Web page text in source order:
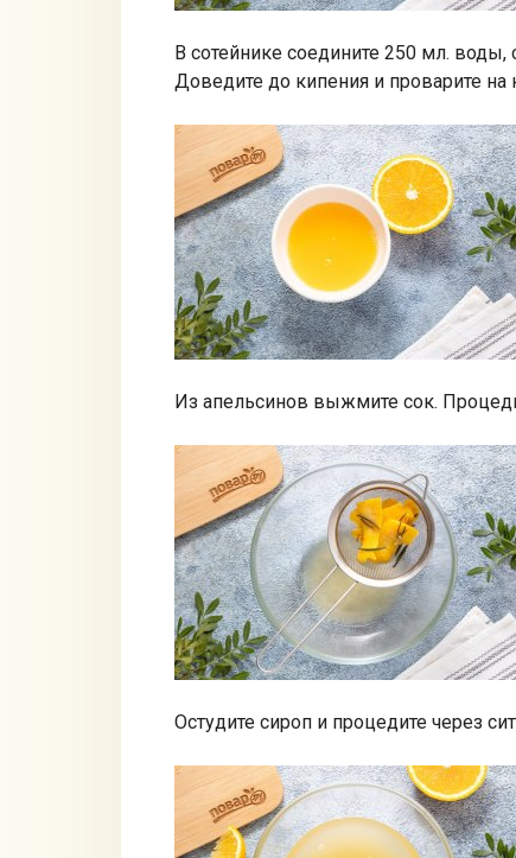
В сотейнике соедините 250 мл. воды,
Доведите до кипения и проварите
Из апельсинов выжмите сок.
Остудите сироп и процедите через